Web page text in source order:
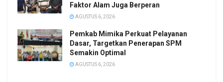
Faktor Alam Juga Berperan
AGUSTUS 6, 2026
Pemkab Mimika Perkuat Pelayanan
Dasar, Targetkan Penerapan SPM
Semakin Optimal
AGUSTUS 6, 2026